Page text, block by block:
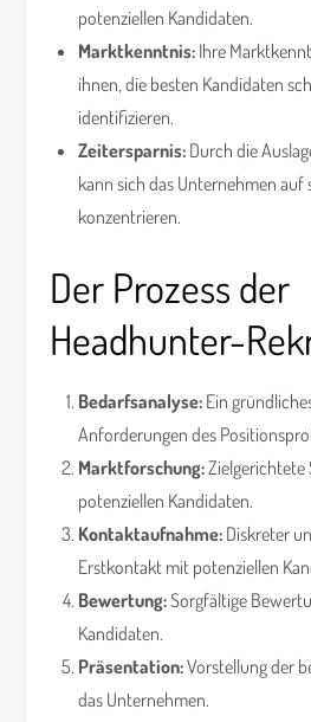
potenziellen Kandidaten.
Marktkenntnis: Ihre
ihnen, die besten Kandidaten
identifizieren.
Zeitersparnis: Durch die
kann sich das Unternehmen auf
konzentrieren.
Der Prozess der
Headhunter-
Bedarfsanalyse: Ein
Anforderungen des
Marktforschung:Zielgerichtete
potenziellen Kandidaten.
Kontaktaufnahme: Diskreter
Erstkontakt mit potenziellen
Bewertung:Sorgfältige
Kandidaten.
Präsentation:Vorstellung der
das Unternehmen.